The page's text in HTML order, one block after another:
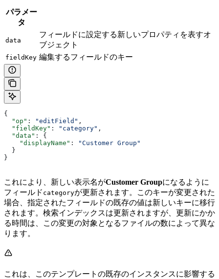
パラメー
タ
data
フィールドに設定する新しいプロパティを表すオ
ブジェクト
fieldKey 編集するフィールドのキー
{
  "op"
: "editField" ,
  "fieldKey"
: "category" ,
  "data"
: {
    "displayName"
:
"Customer Group"
  }
}
これにより、新しい表示名がCustomer Groupになるように
フィールド categoryが更新されます。このキーが変更された
場合、指定されたフィールドの既存の値は新しいキーに移行
されます。検索インデックスは更新されますが、更新にかか
る時間は、この変更の対象となるファイルの数によって異な
ります。
これは、このテンプレートの既存のインスタンスに影響する